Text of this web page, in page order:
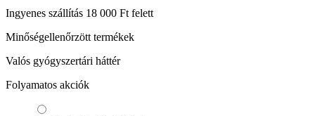
Ingyenes szállítás 18 000 Ft felett
Minőségellenőrzött termékek
Valós gyógyszertári háttér
Folyamatos akciók